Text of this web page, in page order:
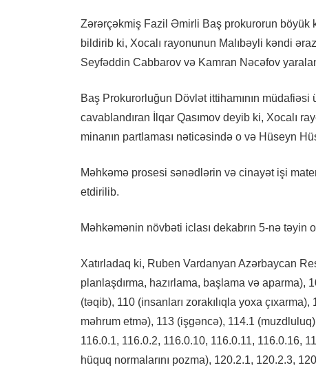
Zərərçəkmiş Fazil Əmirli Baş prokurorun böyük
bildirib ki, Xocalı rayonunun Malıbəyli kəndi
Seyfəddin Cabbarov və Kamran Nəcəfov
Baş Prokurorluğun Dövlət ittihamının
cavablandıran İlqar Qasımov deyib ki, Xocalı
minanın partlaması nəticəsində o və Hüseyn
Məhkəmə prosesi sənədlərin və cinayət işi
etdirilib.
Məhkəmənin növbəti iclası dekabrın 5-nə təyin
Xatırladaq ki, Ruben Vardanyan Azərbaycan
planlaşdırma, hazırlama, başlama və
(təqib), 110 (insanları zorakılıqla yoxa
məhrum etmə), 113 (işgəncə), 114.1
116.0.1, 116.0.2, 116.0.10, 116.0.11, 116.0.16,
hüquq normalarını pozma), 120.2.1, 120.2.3,